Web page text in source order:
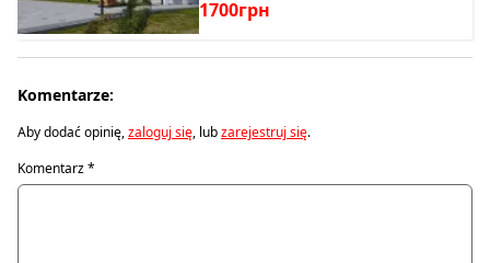
1700грн
Komentarze:
Aby dodać opinię,zaloguj się, lubzarejestruj się.
Komentarz*